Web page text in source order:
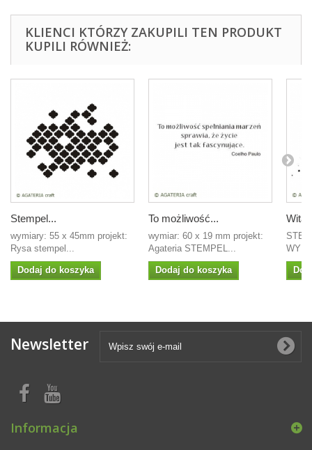
KLIENCI KTÓRZY ZAKUPILI TEN PRODUKT
KUPILI RÓWNIEŻ:
Stempel...
wymiary: 55 x 45mm projekt:
Rysa stempel...
Dodaj do koszyka
To możliwość...
wymiar: 60 x 19 mm projekt:
Agateria STEMPEL...
Dodaj do koszyka
Witaj
Newsletter
Informacja